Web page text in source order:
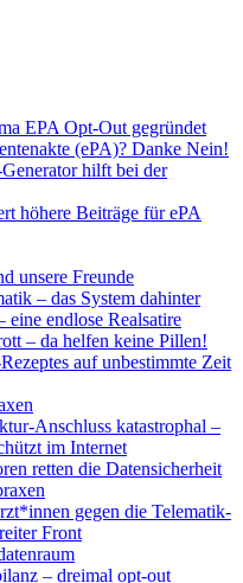
EPA Opt-Out gegründet
(ePA)? Danke Nein!
hilft bei der
höhere Beiträge für ePA
unsere Freunde
– das System dahinter
eine endlose Realsatire
– da helfen keine Pillen!
auf unbestimmte Zeit
Anschluss katastrophal –
im Internet
retten die Datensicherheit
gegen die Telematik-
Front
– dreimal opt-out